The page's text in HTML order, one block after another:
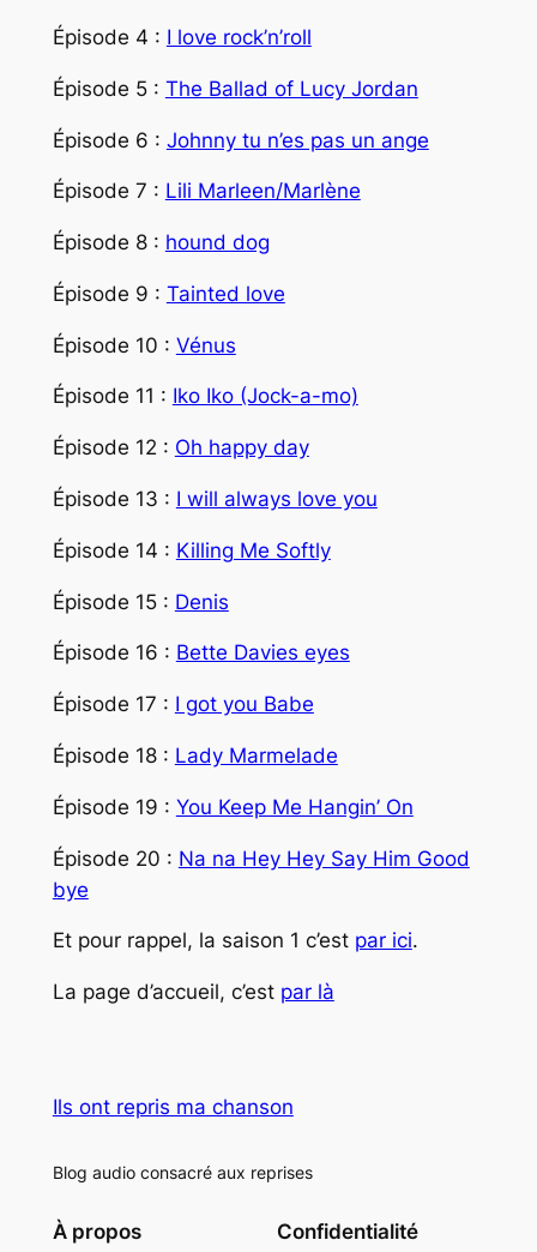
Épisode 4 : I love rock’n’roll
Épisode 5 : The Ballad of Lucy Jordan
Épisode 6 : Johnny tu n’es pas un ange
Épisode 7 : Lili Marleen/Marlène
Épisode 8 : hound dog
Épisode 9 : Tainted love
Épisode 10 : Vénus
Épisode 11 : Iko Iko (Jock-a-mo)
Épisode 12 : Oh happy day
Épisode 13 : I will always love you
Épisode 14 : Killing Me Softly
Épisode 15 : Denis
Épisode 16 : Bette Davies eyes
Épisode 17 : I got you Babe
Épisode 18 : Lady Marmelade
Épisode 19 : You Keep Me Hangin’ On
Épisode 20 : Na na Hey Hey Say Him Good
bye
Et pour rappel, la saison 1 c’est par ici.
La page d’accueil, c’est par là
Ils ont repris ma chanson
Blog audio consacré aux reprises
À propos Confidentialité